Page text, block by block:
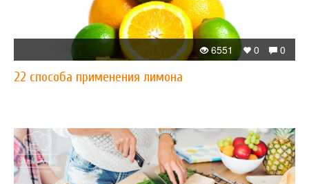
0
0
6551
22 способа применения лимона